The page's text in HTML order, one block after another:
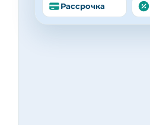
Рассрочка